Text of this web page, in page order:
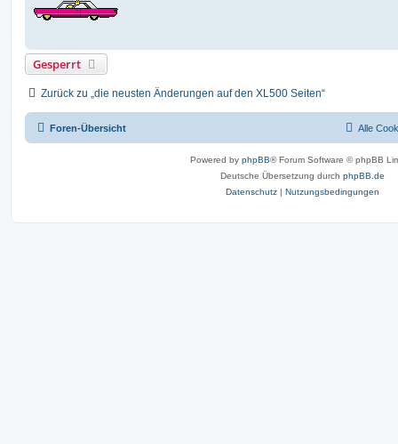
Gesperrt
Zurück zu „die neusten Änderungen auf den XL500 Seiten“
Foren-Übersicht Alle
Powered by phpBB® Forum Software © phpBB
Deutsche Übersetzung durch phpBB.de
Datenschutz | Nutzungsbedingungen